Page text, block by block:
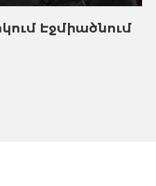
Էջմիածնում